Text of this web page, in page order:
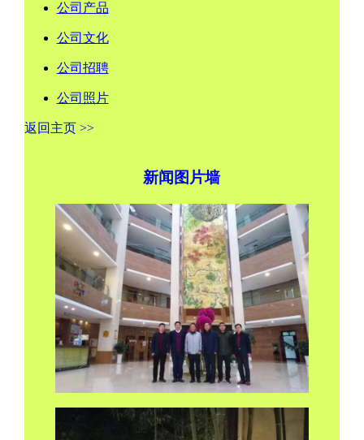
公司产品
公司文化
公司招聘
公司照片
返回主页 >>
新闻图片墙